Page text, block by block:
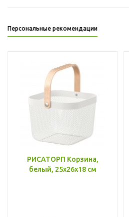
Персональные рекомендации
РИСАТОРП Корзина,
белый, 25x26x18 см